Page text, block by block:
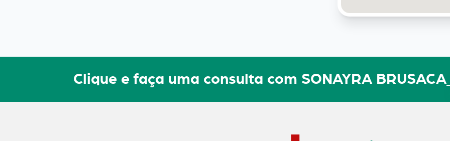
Clique e faça uma consulta com SONAYRA BRUSACA_